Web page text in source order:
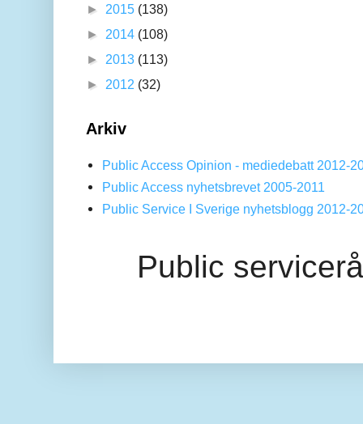
► 2015 (138)
► 2014 (108)
► 2013 (113)
► 2012 (32)
Arkiv
Public Access Opinion - mediedebatt 2012-
Public Access nyhetsbrevet 2005-2011
Public Service I Sverige nyhetsblogg 2012-
Public